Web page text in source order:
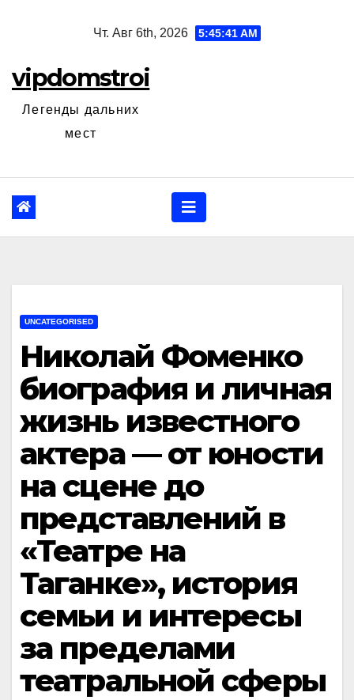
Чт. Авг 6th, 2026 5:45:42 AM
vipdomstroi
Легенды дальних
мест
UNCATEGORISED
Николай Фоменко
биография и личная
жизнь известного
актера — от юности
на сцене до
представлений в
«Театре на
Таганке», история
семьи и интересы
за пределами
театральной сферы